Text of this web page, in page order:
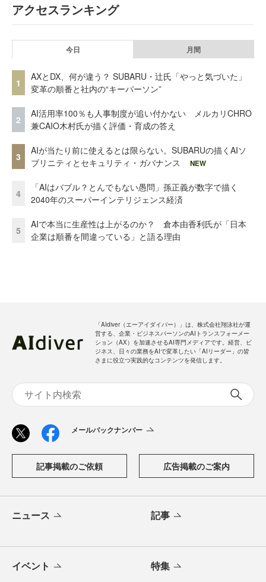
アクセスランキング
今日 月間
1
AXとDX、何が違う？ SUBARU・辻氏「やっと気づいた」
変革の順番と社内の“キーパーソン”
2
AI活用率100％も人事制度が追い付かない メルカリCHRO
兼CAIO木村氏が描く評価・育成の答え
3
AIが当たり前に使えるとは限らない。SUBARUの描くAIソ
ブリニティとセキュリティ・ガバナンス
NEW
4
「AIはバブル？とんでもない愚問」孫正義が数字で描く
2040年のスーパーインテリジェンス経済
5
AIで本当に生産性は上がるのか？ 倉本由香利氏が「日本
企業は順番を間違っている」と語る理由
「AIdiver（エーアイダイバー）」は、株式会社翔泳社が運
営する、企業・ビジネスパーソンのAIトランスフォーメー
ション（AX）を加速させるAI専門メディアです。経営、ビ
ジネス、日々の業務をAIで変革したい「AIリーダー」の皆
さまに役立つ実践的なコンテンツを発信します。
メールバックナンバー
記事掲載のご依頼 広告掲載のご案内
ニュース 記事
イベント 特集